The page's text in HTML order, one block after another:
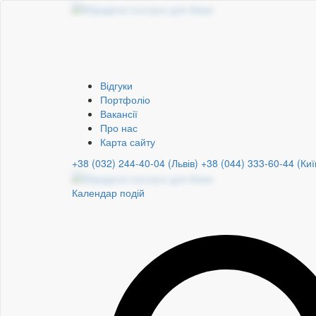
Відгуки
Портфоліо
Вакансії
Про нас
Карта сайту
+38 (032) 244-40-04 (Львів) +38 (044) 333-60-44
Календар подій